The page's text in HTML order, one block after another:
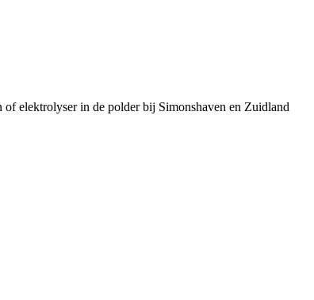
elektrolyser in de polder bij Simonshaven en Zuidland